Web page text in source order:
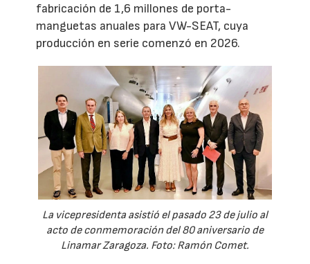
fabricación de 1,6 millones de porta-
manguetas anuales para VW-SEAT, cuya
producción en serie comenzó en 2026.
La vicepresidenta asistió el pasado 23 de julio al
acto de conmemoración del 80 aniversario de
Linamar Zaragoza. Foto: Ramón Comet.